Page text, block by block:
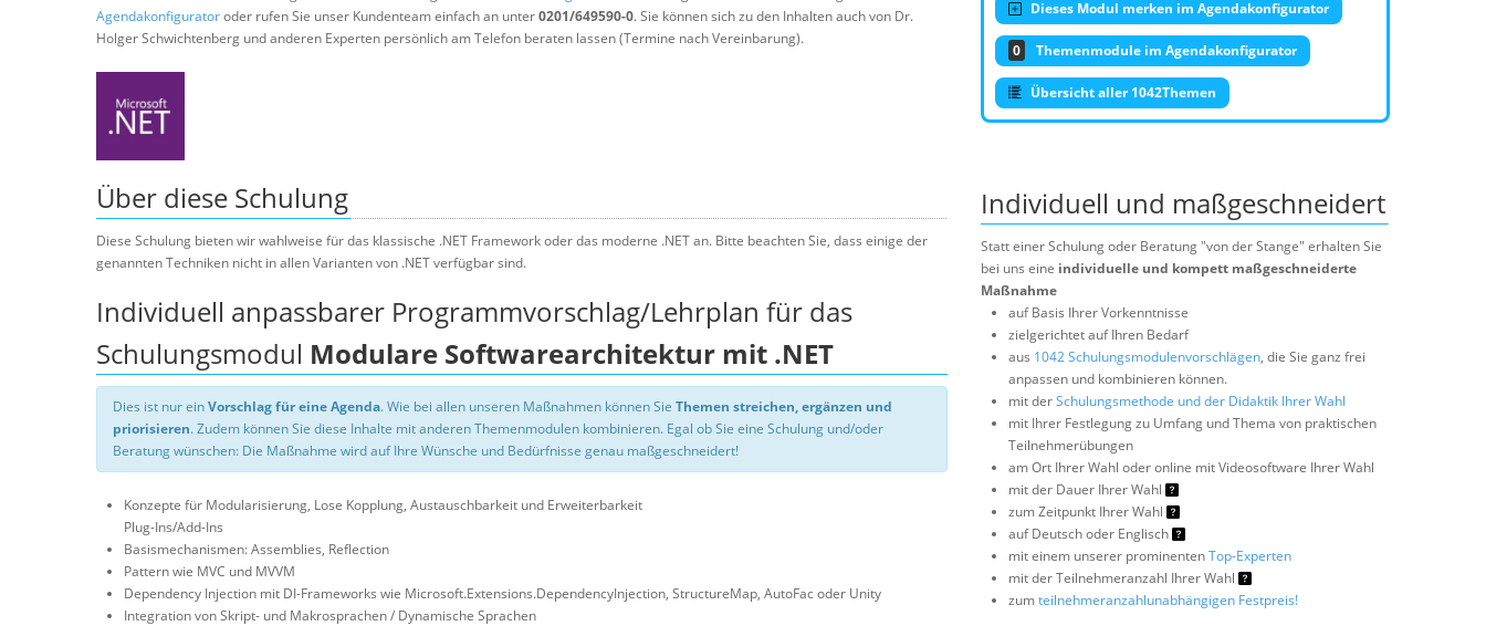
Agendakonfiguratoroder rufen Sie unser Kundenteam einfach an unter0201/649590-0. Sie können sich zu den Inhalten auch von Dr.
Holger Schwichtenberg und anderen Experten persönlich am Telefon beraten lassen (Termine nach Vereinbarung).
Dieses Modul merken im Agendakonfigurator
0 Themenmodule im Agendakonfigurator
Übersicht aller 1042Themen
Über diese Schulung
Diese Schulung bieten wir wahlweise für das klassische .NET Framework oder das moderne .NET an. Bitte beachten Sie, dass einige der
genannten Techniken nicht in allen Varianten von .NET verfügbar sind.
Individuell anpassbarer Programmvorschlag/Lehrplan für das
Schulungsmodul Modulare Softwarearchitektur mit .NET
Dies ist nur einVorschlag für eine Agenda. Wie bei allen unseren Maßnahmen können Sie Themen streichen, ergänzen und
priorisieren. Zudem können Sie diese Inhalte mit anderen Themenmodulen kombinieren. Egal ob Sie eine Schulung und/oder
Beratung wünschen: Die Maßnahme wird auf Ihre Wünsche und Bedürfnisse genau maßgeschneidert!
Konzepte für Modularisierung, Lose Kopplung, Austauschbarkeit und Erweiterbarkeit
Plug-Ins/Add-Ins
Basismechanismen: Assemblies, Reflection
Pattern wie MVC und MVVM
Dependency Injection mit DI-Frameworks wie Microsoft.Extensions.DependencyInjection, StructureMap, AutoFac oder Unity
Integration von Skript- und Makrosprachen / Dynamische Sprachen
Individuell und maßgeschneidert
Statt einer Schulung oder Beratung "von der Stange" erhalten Sie
bei uns eine individuelle und kompett maßgeschneiderte
Maßnahme
auf Basis Ihrer Vorkenntnisse
zielgerichtet auf Ihren Bedarf
aus 1042 Schulungsmodulenvorschlägen, die Sie ganz frei
anpassen und kombinieren können.
mit derSchulungsmethode und der Didaktik Ihrer Wahl
mit Ihrer Festlegung zu Umfang und Thema von praktischen
Teilnehmerübungen
am Ort Ihrer Wahl oder online mit Videosoftware Ihrer Wahl
mit der Dauer Ihrer Wahl
zum Zeitpunkt Ihrer Wahl
auf Deutsch oder Englisch
mit einem unserer prominentenTop-Experten
mit der Teilnehmeranzahl Ihrer Wahl
zumteilnehmeranzahlunabhängigen Festpreis!